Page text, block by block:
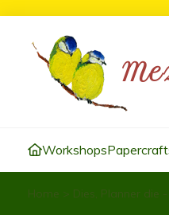
Workshops
Home Dies, Planner die